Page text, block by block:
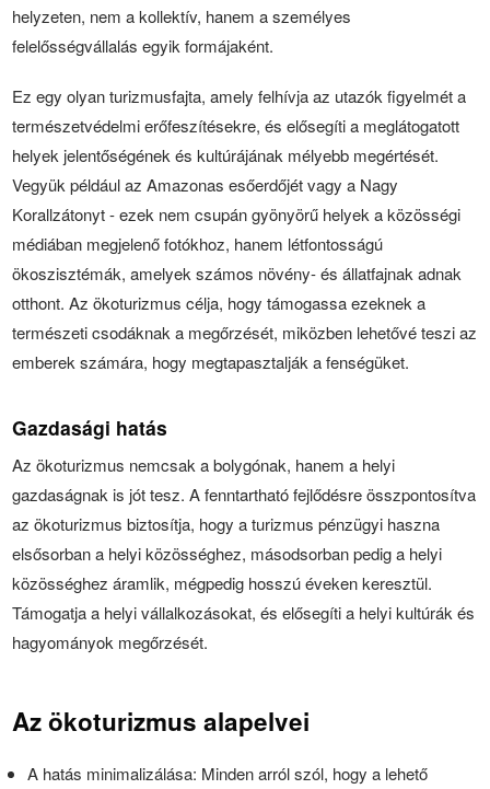
helyzeten, nem a kollektív, hanem a személyes
felelősségvállalás egyik formájaként.
Ez egy olyan turizmusfajta, amely felhívja az utazók figyelmét a
természetvédelmi erőfeszítésekre, és elősegíti a meglátogatott
helyek jelentőségének és kultúrájának mélyebb megértését.
Vegyük például az Amazonas esőerdőjét vagy a Nagy
Korallzátonyt - ezek nem csupán gyönyörű helyek a közösségi
médiában megjelenő fotókhoz, hanem létfontosságú
ökoszisztémák, amelyek számos növény- és állatfajnak adnak
otthont. Az ökoturizmus célja, hogy támogassa ezeknek a
természeti csodáknak a megőrzését, miközben lehetővé teszi az
emberek számára, hogy megtapasztalják a fenségüket.
Gazdasági hatás
Az ökoturizmus nemcsak a bolygónak, hanem a helyi
gazdaságnak is jót tesz. A fenntartható fejlődésre összpontosítva
az ökoturizmus biztosítja, hogy a turizmus pénzügyi haszna
elsősorban a helyi közösséghez, másodsorban pedig a helyi
közösséghez áramlik, mégpedig hosszú éveken keresztül.
Támogatja a helyi vállalkozásokat, és elősegíti a helyi kultúrák és
hagyományok megőrzését.
Az ökoturizmus alapelvei
A hatás minimalizálása: Minden arról szól, hogy a lehető